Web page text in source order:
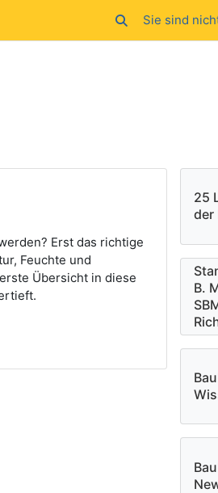
Sucheingabe
Sie sind
Erst das richtige
Feuchte und
Übersicht in diese
25
der
B.